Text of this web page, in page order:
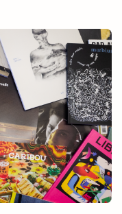
vécu, et sa pensée